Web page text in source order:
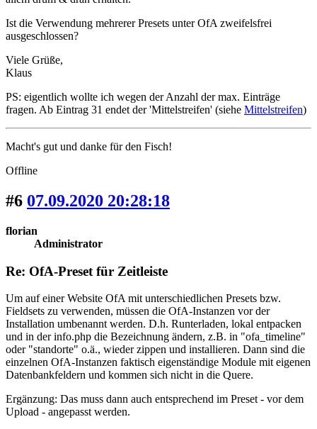
Ist die Verwendung mehrerer Presets unter OfA zweifelsfrei
ausgeschlossen?
Viele Grüße,
Klaus
PS: eigentlich wollte ich wegen der Anzahl der max. Einträge
fragen. Ab Eintrag 31 endet der 'Mittelstreifen' (siehe Mittelstreifen)
Macht's gut und danke für den Fisch!
Offline
#6 07.09.2020 20:28:18
florian
Administrator
Re: OfA-Preset für Zeitleiste
Um auf einer Website OfA mit unterschiedlichen Presets bzw.
Fieldsets zu verwenden, müssen die OfA-Instanzen vor der
Installation umbenannt werden. D.h. Runterladen, lokal entpacken
und in der info.php die Bezeichnung ändern, z.B. in "ofa_timeline"
oder "standorte" o.ä., wieder zippen und installieren. Dann sind die
einzelnen OfA-Instanzen faktisch eigenständige Module mit eigenen
Datenbankfeldern und kommen sich nicht in die Quere.
Ergänzung: Das muss dann auch entsprechend im Preset - vor dem
Upload - angepasst werden.